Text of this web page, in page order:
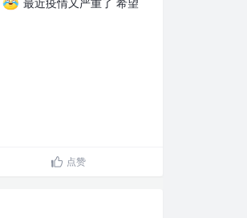
最近疫情又严重了 希望
点赞